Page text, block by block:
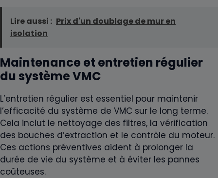
Lire aussi : Prix d'un doublage de mur en
isolation
Maintenance et entretien régulier
du système VMC
L’entretien régulier est essentiel pour maintenir
l’efficacité du système de VMC sur le long terme.
Cela inclut le nettoyage des filtres, la vérification
des bouches d’extraction et le contrôle du moteur.
Ces actions préventives aident à prolonger la
durée de vie du système et à éviter les pannes
coûteuses.